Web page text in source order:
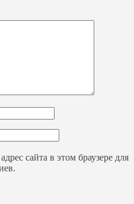
сайта в этом браузере для